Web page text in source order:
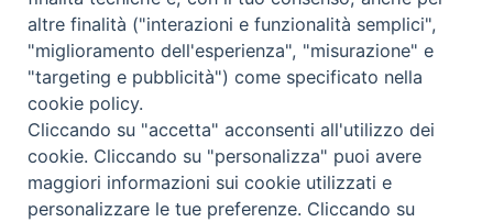
Per informazioni:
e-mail:segreteria@issrmilano.it
Tel. 02 86 31 85 03
Di seguito è possibile scaricare il Dépliant e la domanda di
iscrizione:
altre finalità ("interazioni e funzionalità semplici",
"miglioramento dell'esperienza", "misurazione" e
"targeting e pubblicità") come specificato nella
cookie policy.
Cliccando su "accetta" acconsenti all'utilizzo dei
cookie. Cliccando su "personalizza" puoi avere
maggiori informazioni sui cookie utilizzati e
personalizzare le tue preferenze. Cliccando su